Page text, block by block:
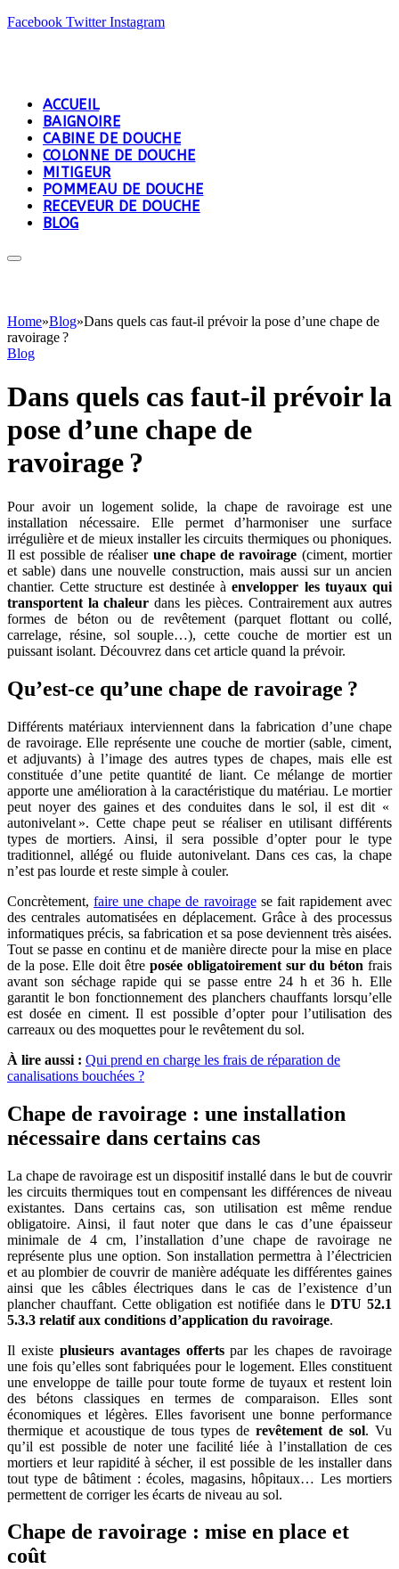
Facebook Twitter Instagram
ACCUEIL
BAIGNOIRE
CABINE DE DOUCHE
COLONNE DE DOUCHE
MITIGEUR
POMMEAU DE DOUCHE
RECEVEUR DE DOUCHE
BLOG
Home»Blog»Dans quels cas faut-il prévoir la pose d’une chape de
ravoirage ?
Blog
Dans quels cas faut-il prévoir la
pose d’une chape de
ravoirage ?
Pour avoir un logement solide, la chape de ravoirage est une
installation nécessaire. Elle permet d’harmoniser une surface
irrégulière et de mieux installer les circuits thermiques ou phoniques.
Il est possible de réaliser une chape de ravoirage (ciment, mortier
et sable) dans une nouvelle construction, mais aussi sur un ancien
chantier. Cette structure est destinée à envelopper les tuyaux qui
transportent la chaleur dans les pièces. Contrairement aux autres
formes de béton ou de revêtement (parquet flottant ou collé,
carrelage, résine, sol souple…), cette couche de mortier est un
puissant isolant. Découvrez dans cet article quand la prévoir.
Qu’est-ce qu’une chape de ravoirage ?
Différents matériaux interviennent dans la fabrication d’une chape
de ravoirage. Elle représente une couche de mortier (sable, ciment,
et adjuvants) à l’image des autres types de chapes, mais elle est
constituée d’une petite quantité de liant. Ce mélange de mortier
apporte une amélioration à la caractéristique du matériau. Le mortier
peut noyer des gaines et des conduites dans le sol, il est dit «
autonivelant ». Cette chape peut se réaliser en utilisant différents
types de mortiers. Ainsi, il sera possible d’opter pour le type
traditionnel, allégé ou fluide autonivelant. Dans ces cas, la chape
n’est pas lourde et reste simple à couler.
Concrètement,faire une chape de ravoiragese fait rapidement avec
des centrales automatisées en déplacement. Grâce à des processus
informatiques précis, sa fabrication et sa pose deviennent très aisées.
Tout se passe en continu et de manière directe pour la mise en place
de la pose. Elle doit être posée obligatoirement sur du béton frais
avant son séchage rapide qui se passe entre 24 h et 36 h. Elle
garantit le bon fonctionnement des planchers chauffants lorsqu’elle
est dosée en ciment. Il est possible d’opter pour l’utilisation des
carreaux ou des moquettes pour le revêtement du sol.
À lire aussi : Qui prend en charge les frais de réparation de
canalisations bouchées ?
Chape de ravoirage : une installation
nécessaire dans certains cas
La chape de ravoirage est un dispositif installé dans le but de couvrir
les circuits thermiques tout en compensant les différences de niveau
existantes. Dans certains cas, son utilisation est même rendue
obligatoire. Ainsi, il faut noter que dans le cas d’une épaisseur
minimale de 4 cm, l’installation d’une chape de ravoirage ne
représente plus une option. Son installation permettra à l’électricien
et au plombier de couvrir de manière adéquate les différentes gaines
ainsi que les câbles électriques dans le cas de l’existence d’un
plancher chauffant. Cette obligation est notifiée dans le DTU 52.1
5.3.3 relatif aux conditions d’application du ravoirage.
Il existeplusieurs avantages offertspar les chapes de ravoirage
une fois qu’elles sont fabriquées pour le logement. Elles constituent
une enveloppe de taille pour toute forme de tuyaux et restent loin
des bétons classiques en termes de comparaison. Elles sont
économiques et légères. Elles favorisent une bonne performance
thermique et acoustique de tous types de revêtement de sol. Vu
qu’il est possible de noter une facilité liée à l’installation de ces
mortiers et leur rapidité à sécher, il est possible de les installer dans
tout type de bâtiment : écoles, magasins, hôpitaux… Les mortiers
permettent de corriger les écarts de niveau au sol.
Chape de ravoirage : mise en place et
coût